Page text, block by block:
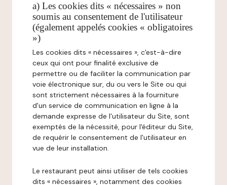
a) Les cookies dits « nécessaires » non
soumis au consentement de l'utilisateur
(également appelés cookies « obligatoires
»)
Les cookies dits « nécessaires », c'est-à-dire
ceux qui ont pour finalité exclusive de
permettre ou de faciliter la communication par
voie électronique sur, du ou vers le Site ou qui
sont strictement nécessaires à la fourniture
d'un service de communication en ligne à la
demande expresse de l'utilisateur du Site, sont
exemptés de la nécessité, pour l'éditeur du Site,
de requérir le consentement de l'utilisateur en
vue de leur installation.
Le restaurant peut ainsi utiliser de tels cookies
dits « nécessaires », notamment des cookies